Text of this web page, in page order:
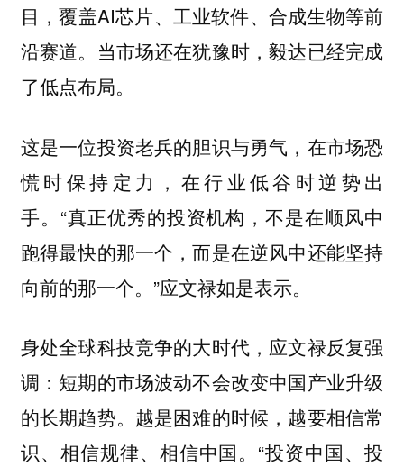
目，覆盖AI芯片、工业软件、合成生物等前
沿赛道。当市场还在犹豫时，毅达已经完成
了低点布局。
这是一位投资老兵的胆识与勇气，在市场恐
慌时保持定力，在行业低谷时逆势出
手。“真正优秀的投资机构，不是在顺风中
跑得最快的那一个，而是在逆风中还能坚持
向前的那一个。”应文禄如是表示。
身处全球科技竞争的大时代，应文禄反复强
调：短期的市场波动不会改变中国产业升级
的长期趋势。越是困难的时候，越要相信常
识、相信规律、相信中国。“投资中国、投